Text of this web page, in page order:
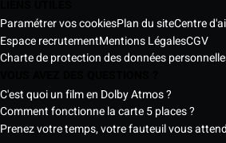
Paramétrer vos cookiesPlan du siteCentre
Espace recrutementMentions LégalesCGV
Charte de protection des données
C'est quoi un film en Dolby Atmos ?
Comment fonctionne la carte 5 places ?
Prenez votre temps, votre fauteuil vous